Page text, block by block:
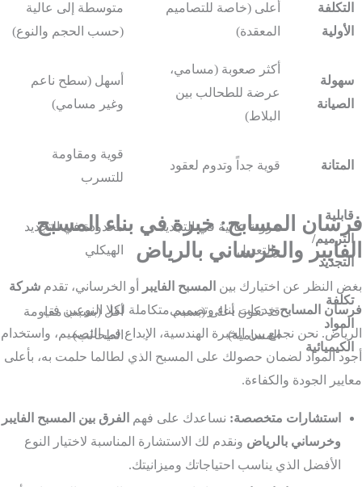
التكلفة
الأولية
أعلى (خاصة للتصاميم
المعقدة)
متوسطة إلى عالية
(حسب الحجم والنوع)
سهولة
الصيانة
أكثر صعوبة (مسامي،
عرضة للطحالب بين
البلاط)
أسهل (سطح ناعم
وغير مسامي)
المتانة قوية جداً وتدوم لعقود
قوية ومقاومة
للتسرب
قابلية
الترميم/
التجديد
مرونة عالية في التجديد
والتعديل
محدودة في التجديد
الهيكلي
تكلفة
المواد
الكيميائية
قد تكون أعلى (بسبب
المسامية)
أقل (بسبب مقاومة
الطحالب)
فرسان المسابح: خبرة في بناء المسبح
الفايبر والخرساني بالرياض
بغض النظر عن اختيارك بين المسبح الفايبر أو الخرساني، تقدم شركة
فرسان المسابحخدمات بناء وتصميم متكاملة لكلا النوعين في
الرياض. نحن نجمع بين الخبرة الهندسية، الإبداع في التصميم، واستخدام
أجود المواد لضمان حصولك على المسبح الذي لطالما حلمت به، بأعلى
معايير الجودة والكفاءة.
استشارات متخصصة: نساعدك على فهم
الفرق بين المسبح الفايبر
وخرساني بالرياض ونقدم لك الاستشارة المناسبة لاختيار النوع
الأفضل الذي يناسب احتياجاتك وميزانيتك.